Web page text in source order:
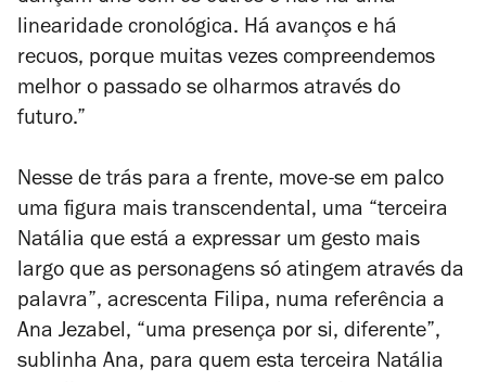
linearidade cronológica. Há avanços e há
recuos, porque muitas vezes compreendemos
melhor o passado se olharmos através do
futuro.”
Nesse de trás para a frente, move-se em palco
uma figura mais transcendental, uma “terceira
Natália que está a expressar um gesto mais
largo que as personagens só atingem através da
palavra”, acrescenta Filipa, numa referência a
Ana Jezabel, “uma presença por si, diferente”,
sublinha Ana, para quem esta terceira Natália